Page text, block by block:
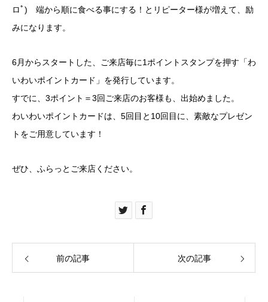
ロﾟ) 端から順に食べる事にする！とリピーター様が増えて、励
みになります。
6月からスタートした、ご来店毎に1ポイントスタンプを押す「わ
いわいポイントカード」を発行しています。
すでに、3ポイント＝3回ご来店のお客様も、出始めました。
わいわいポイントカードは、5回目と10回目に、素敵なプレゼン
トをご用意しています！
ぜひ、ふらっとご来店ください。
前の記事 次の記事